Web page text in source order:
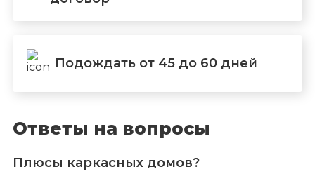
Подождать от 45 до 60 дней
Ответы на вопросы
Плюсы каркасных домов?